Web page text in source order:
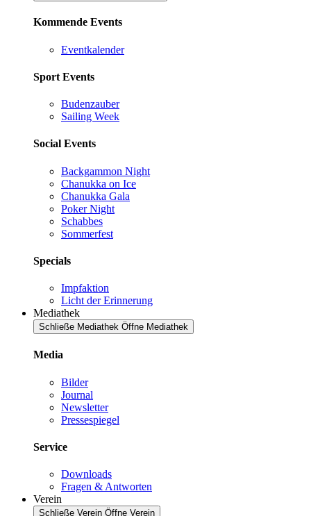
Kommende Events
Eventkalender
Sport Events
Budenzauber
Sailing Week
Social Events
Backgammon Night
Chanukka on Ice
Chanukka Gala
Poker Night
Schabbes
Sommerfest
Specials
Impfaktion
Licht der Erinnerung
Mediathek
Schließe Mediathek Öffne Mediathek
Media
Bilder
Journal
Newsletter
Pressespiegel
Service
Downloads
Fragen & Antworten
Verein
Schließe Verein Öffne Verein